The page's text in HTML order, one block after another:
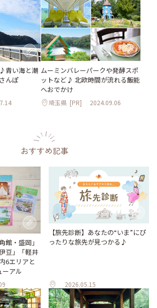
青い海と潮
んぽ
ムーミンバレーパークや発酵スポ
ットなど♪ 北欧時間が流れる飯能
へおでかけ
埼玉県 [PR] 2024.09.06
おすすめ記事
館・盛岡」
豆」「軽井
6エリアと
ーアル
【旅先診断】あなたの“いま”にぴ
ったりな旅先が見つかる♪
2026.05.15